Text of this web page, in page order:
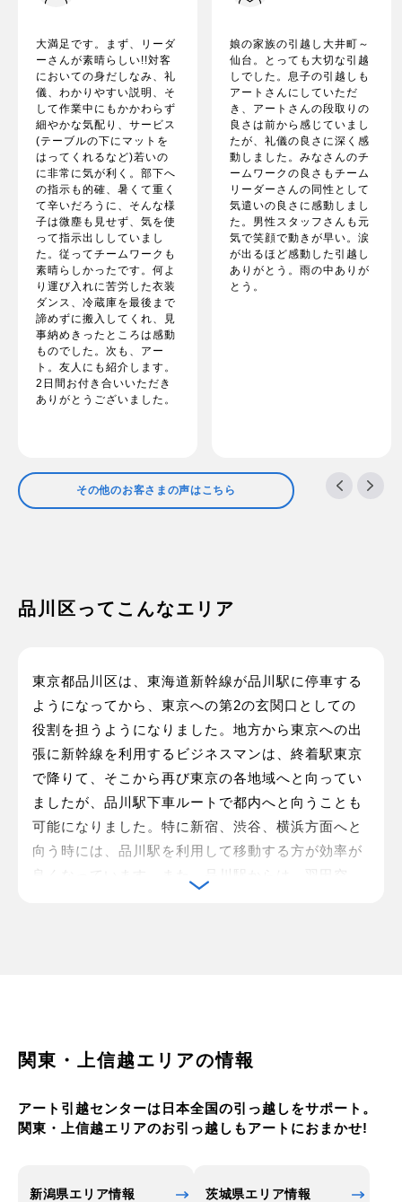
大満足です。まず、リーダ
ーさんが素晴らしい!!対客
においての身だしなみ、礼
儀、わかりやすい説明、そ
して作業中にもかかわらず
細やかな気配り、サービス
(テーブルの下にマットを
はってくれるなど)若いの
に非常に気が利く。部下へ
の指示も的確、暑くて重く
て辛いだろうに、そんな様
子は微塵も見せず、気を使
って指示出ししていまし
た。従ってチームワークも
素晴らしかったです。何よ
り運び入れに苦労した衣装
ダンス、冷蔵庫を最後まで
諦めずに搬入してくれ、見
事納めきったところは感動
ものでした。次も、アー
ト。友人にも紹介します。
2日間お付き合いいただき
ありがとうございました。
娘の家族の引越し大井町～
仙台。とっても大切な引越
しでした。息子の引越しも
アートさんにしていただ
き、アートさんの段取りの
良さは前から感じていまし
たが、礼儀の良さに深く感
動しました。みなさんのチ
ームワークの良さもチーム
リーダーさんの同性として
気遣いの良さに感動しまし
た。男性スタッフさんも元
気で笑顔で動きが早い。涙
が出るほど感動した引越し
ありがとう。雨の中ありが
とう。
その他のお客さまの声はこちら
品川区ってこんなエリア
東京都品川区は、東海道新幹線が品川駅に停車する
ようになってから、東京への第2の玄関口としての
役割を担うようになりました。地方から東京への出
張に新幹線を利用するビジネスマンは、終着駅東京
で降りて、そこから再び東京の各地域へと向ってい
ましたが、品川駅下車ルートで都内へと向うことも
可能になりました。特に新宿、渋谷、横浜方面へと
向う時には、品川駅を利用して移動する方が効率が
良くなっています。また、品川駅からは、羽田空
建設計画ができた当初、現地は品川県と呼ばれてい
その後、明治政府の廃藩置県政策にともなう再編で
ル品川プリンスホテルも住所が港区高輪になってい
関東・上信越エリアの情報
アート引越センターは日本全国の引っ越しをサポート。
関東・上信越エリアのお引っ越しもアートにおまかせ!
新潟県エリア情報 茨城県エリア情報